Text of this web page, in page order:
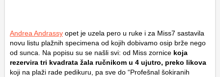
Andrea Andrassy opet je uzela pero u ruke i za Miss7 sastavila
novu listu plažnih specimena od kojih dobivamo osip brže nego
od sunca. Na popisu su se našli svi: od Miss zornice koja
rezervira tri kvadrata žala ručnikom u 4 ujutro, preko likova
koji na plaži rade pedikuru, pa sve do “Profešnal šokiranih